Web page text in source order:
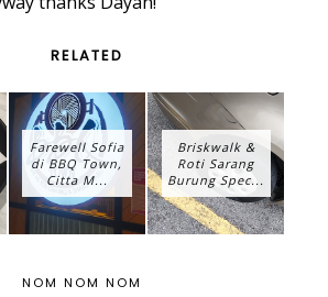
RELATED
Farewell Sofia
di BBQ Town,
Citta M...
Briskwalk &
Roti Sarang
Burung Spec...
NOM NOM NOM